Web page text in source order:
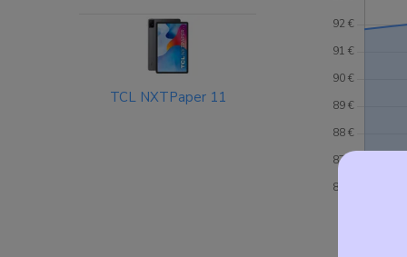
TCL NXTPaper 11